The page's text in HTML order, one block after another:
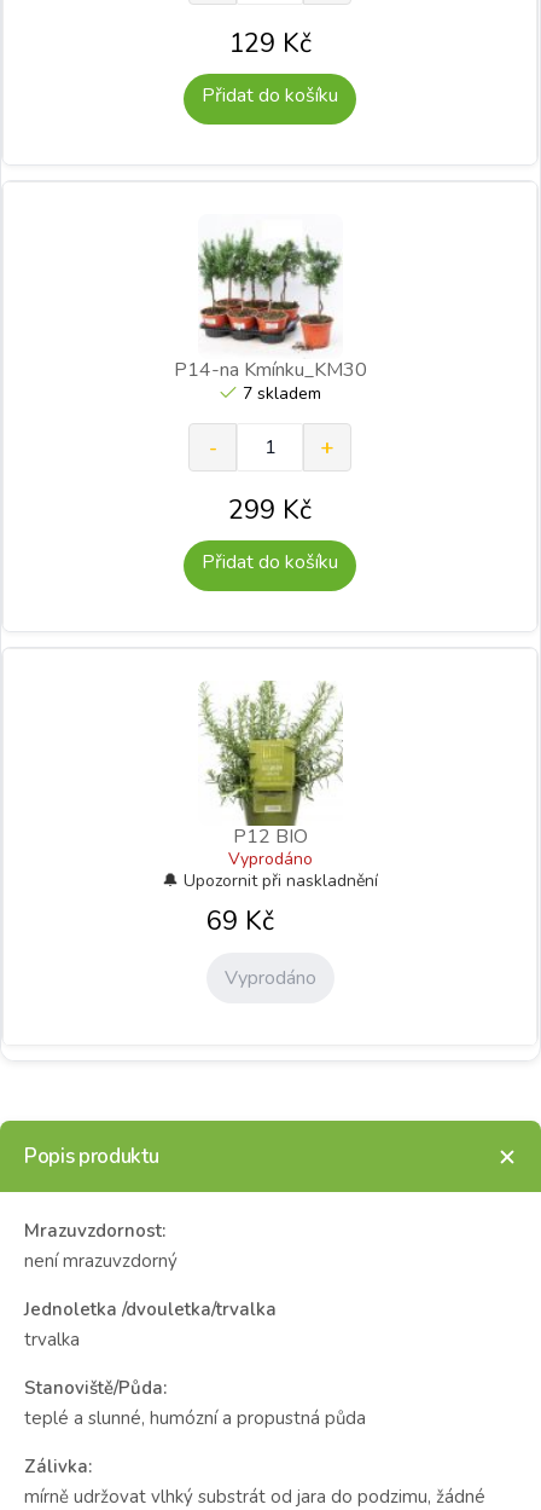
129 Kč
Přidat do košíku
P14-na Kmínku_KM30
7 skladem
299 Kč
Přidat do košíku
P12 BIO
Vyprodáno
69 Kč
Vyprodáno
Popis produktu
Mrazuvzdornost:
není mrazuvzdorný
Jednoletka /dvouletka/trvalka
trvalka
Stanoviště/Půda:
teplé a slunné, humózní a propustná půda
Zálivka:
mírně udržovat vlhký substrát od jara do podzimu, žádné